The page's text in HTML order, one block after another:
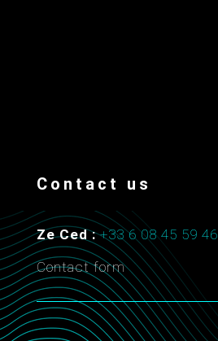
Contact us
Ze Ced :+33 6 08 45 59 46
Contact form